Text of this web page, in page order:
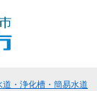
道・浄化槽・簡易水道